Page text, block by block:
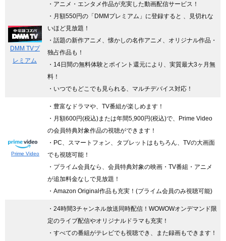
DMM TVプ
レミアム
・アニメ・エンタメ作品が充実した動画配信サービス！
・月額550円の「DMMプレミアム」に登録すると 、見切れな
いほど見放題！
・話題の新作アニメ、懐かしの名作アニメ、オリジナル作品・
独占作品も！
・14日間の無料体験とポイント還元により、実質最大3ヶ月無
料！
・いつでもどこでも見られる、マルチデバイス対応！
Prime Video
・豊富なドラマや、TV番組が楽しめます！
・月額600円(税込)または年間5,900円(税込)で、Prime Video
の会員特典対象作品の視聴ができます！
・PC、スマートフォン、タブレットはもちろん、TVの大画面
でも視聴可能！
・プライム会員なら、会員特典対象の映画・TV番組・アニメ
が追加料金なしで見放題！
・Amazon Original作品も充実！(プライム会員のみ視聴可能)
・24時間3チャンネル放送同時配信 ！WOWOWオンデマンド限
定のライブ配信やオリジナルドラマも充実！
・すべての番組がテレビでも視聴でき、また録画もできます！